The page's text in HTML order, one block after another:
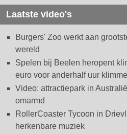
Laatste video's
Burgers' Zoo werkt aan
wereld
Spelen bij Beelen heropent
euro voor anderhalf uur
Video: attractiepark in
omarmd
RollerCoaster Tycoon in
herkenbare muziek